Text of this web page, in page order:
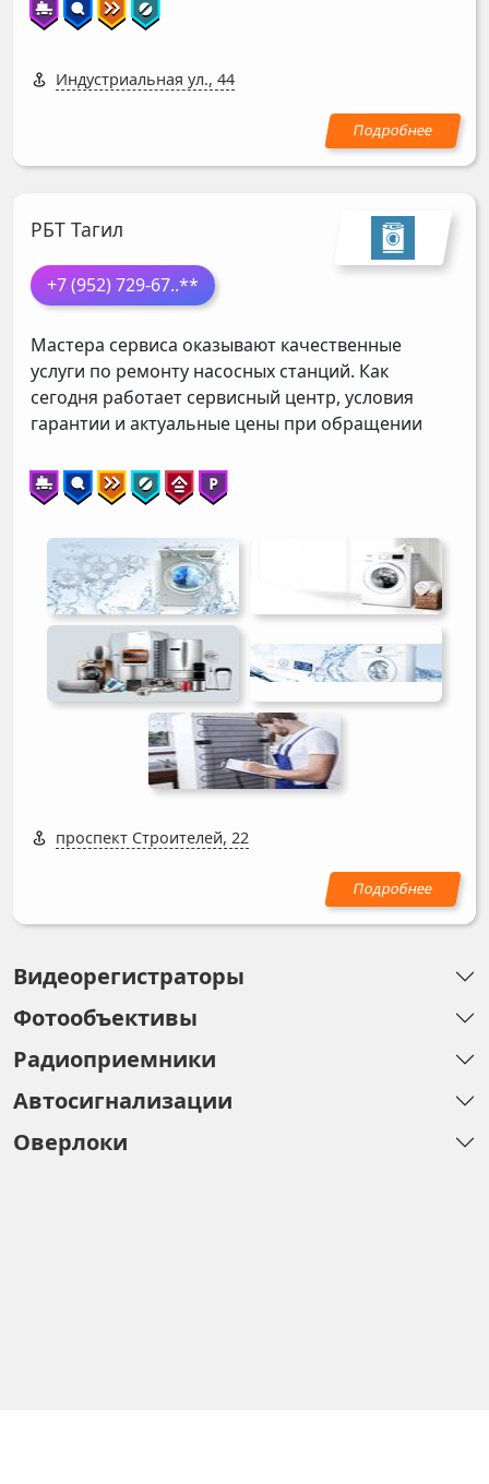
Индустриальная ул., 44
РБТ Тагил
+7 (952) 729-67..**
Мастера сервиса оказывают качественные
услуги по ремонту насосных станций. Как
сегодня работает сервисный центр, условия
гарантии и актуальные цены при обращении
проспект Строителей, 22
Видеорегистраторы
Фотообъективы
Радиоприемники
Автосигнализации
Оверлоки